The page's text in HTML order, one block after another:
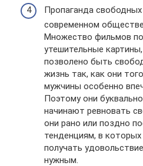
Пропаганда
современном
Множество фильмов
утешительные
позволено быть
жизнь так, как они
мужчины особенно
Поэтому они
начинают ревновать
они рано или поздно
тенденциям, в
получать
нужным.